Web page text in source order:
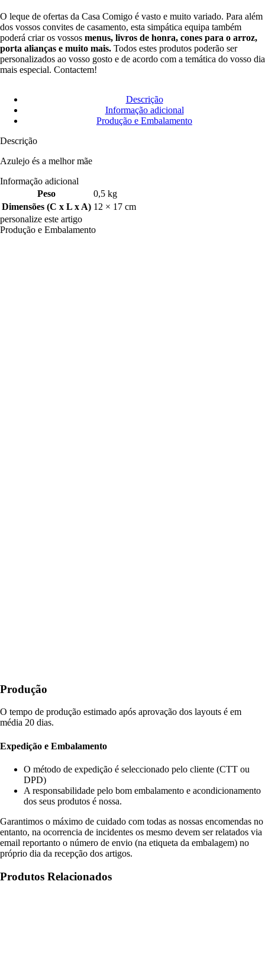
O leque de ofertas da Casa Comigo é vasto e muito variado. Para além
dos vossos convites de casamento, esta simpática equipa também
poderá criar os vossos menus, livros de honra, cones para o arroz,
porta alianças e muito mais. Todos estes produtos poderão ser
personalizados ao vosso gosto e de acordo com a temática do vosso dia
mais especial. Contactem!
Descrição
Informação adicional
Produção e Embalamento
Descrição
Azulejo és a melhor mãe
Informação adicional
Peso
0,5 kg
Dimensões (C x L x A) 12 × 17 cm
personalize este artigo
Produção e Embalamento
Produção
O tempo de produção estimado após aprovação dos layouts é em
média 20 dias.
Expedição e Embalamento
O método de expedição é seleccionado pelo cliente (CTT ou
DPD)
A responsabilidade pelo bom embalamento e acondicionamento
dos seus produtos é nossa.
Garantimos o máximo de cuidado com todas as nossas encomendas no
entanto, na ocorrencia de incidentes os mesmo devem ser relatados via
email reportanto o número de envio (na etiqueta da embalagem) no
próprio dia da recepção dos artigos.
Produtos Relacionados